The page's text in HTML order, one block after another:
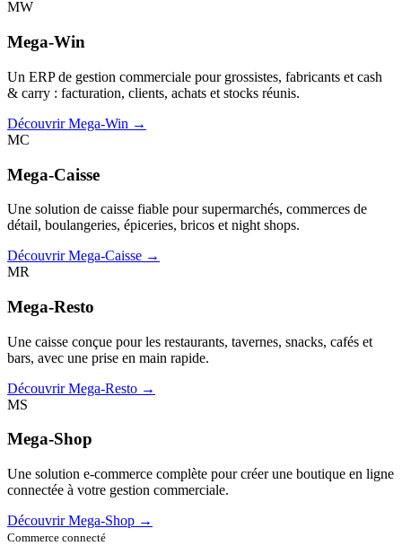
MW
Mega-Win
Un ERP de gestion commerciale pour grossistes, fabricants et cash
& carry : facturation, clients, achats et stocks réunis.
Découvrir Mega-Win →
MC
Mega-Caisse
Une solution de caisse fiable pour supermarchés, commerces de
détail, boulangeries, épiceries, bricos et night shops.
Découvrir Mega-Caisse →
MR
Mega-Resto
Une caisse conçue pour les restaurants, tavernes, snacks, cafés et
bars, avec une prise en main rapide.
Découvrir Mega-Resto →
MS
Mega-Shop
Une solution e-commerce complète pour créer une boutique en ligne
connectée à votre gestion commerciale.
Découvrir Mega-Shop →
Commerce connecté